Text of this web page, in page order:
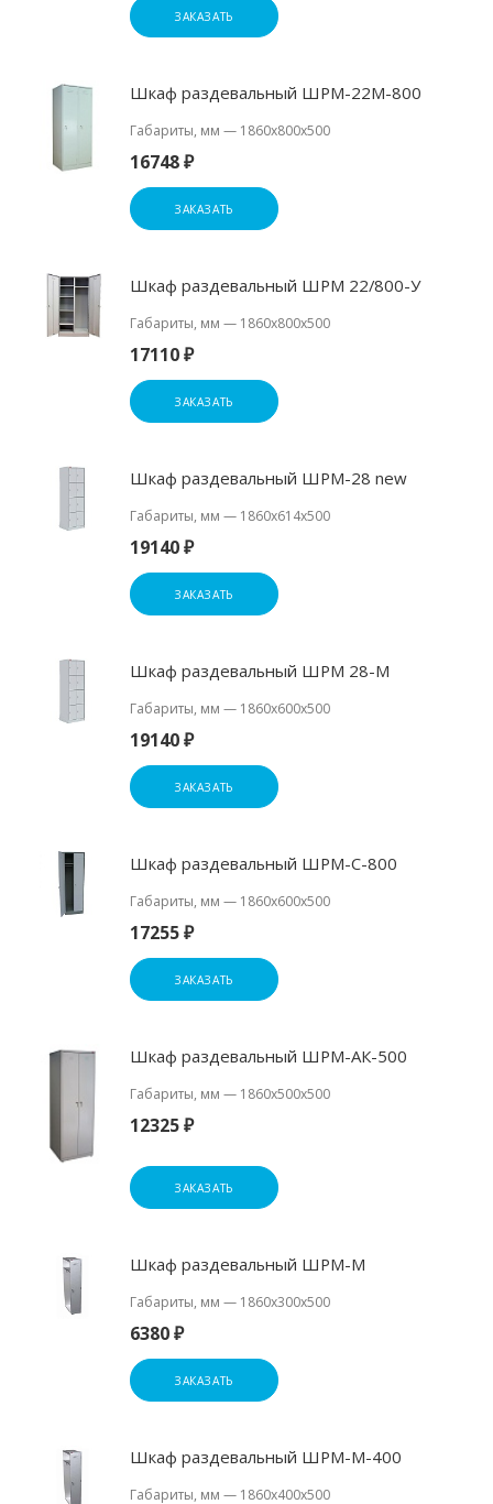
ЗАКАЗАТЬ
Шкаф раздевальный ШРМ-22М-800
Габариты, мм — 1860х800х500
16748 ₽
ЗАКАЗАТЬ
Шкаф раздевальный ШРМ 22/800-У
Габариты, мм — 1860х800х500
17110 ₽
ЗАКАЗАТЬ
Шкаф раздевальный ШРМ-28 new
Габариты, мм — 1860х614х500
19140 ₽
ЗАКАЗАТЬ
Шкаф раздевальный ШРМ 28-М
Габариты, мм — 1860х600х500
19140 ₽
ЗАКАЗАТЬ
Шкаф раздевальный ШРМ-С-800
Габариты, мм — 1860х600х500
17255 ₽
ЗАКАЗАТЬ
Шкаф раздевальный ШРМ-АК-500
Габариты, мм — 1860х500х500
12325 ₽
ЗАКАЗАТЬ
Шкаф раздевальный ШРМ-М
Габариты, мм — 1860x300x500
6380 ₽
ЗАКАЗАТЬ
Шкаф раздевальный ШРМ-М-400
Габариты, мм — 1860x400x500